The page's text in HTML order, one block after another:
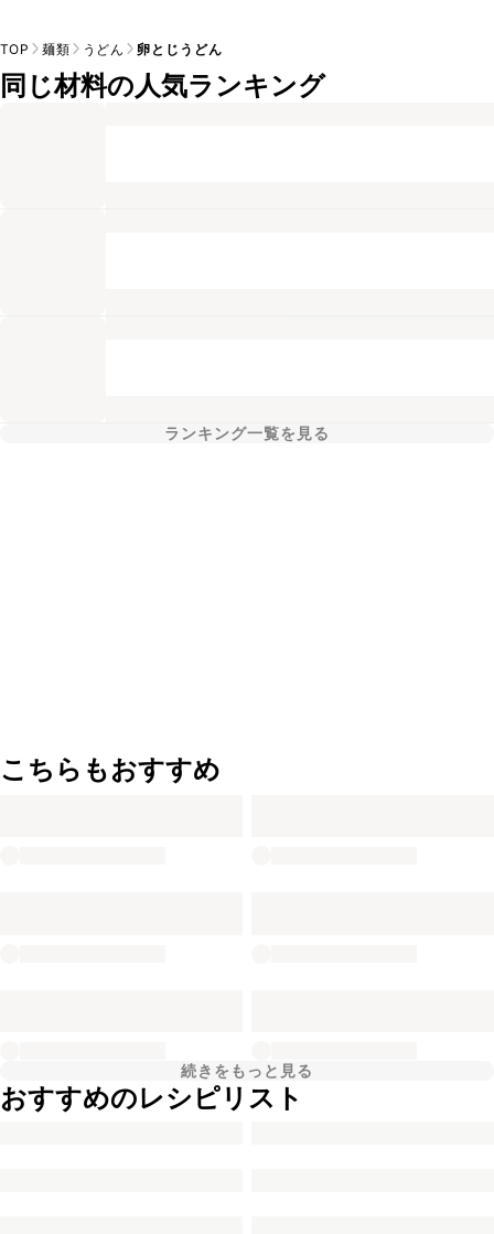
TOP 麺類 うどん 卵とじうどん
同じ材料の人気ランキング
ランキング一覧を見る
こちらもおすすめ
続きをもっと見る
おすすめのレシピリスト